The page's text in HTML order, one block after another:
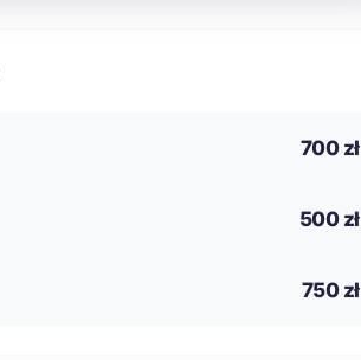
700 zł
500 zł
750 zł